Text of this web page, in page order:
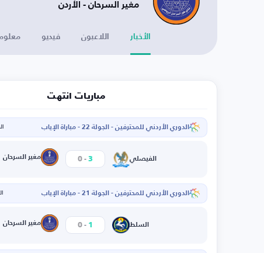
مغير السرحان - الأردن
الأخبار اللاعبون فيديو
مباريات انتهت
الدوري الأردني للمحترفين - الجولة 22 - مباراة الإياب
الفيصلي 3
-
0 مغير السرحان
الدوري الأردني للمحترفين - الجولة 21 - مباراة الإياب
السلط 1
-
0 مغير السرحان